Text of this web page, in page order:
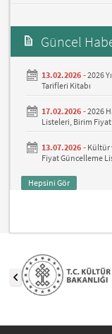
Güncel
13.02.2026 -2026
Tarifleri Kitabı
17.02.2026 -2026
Listeleri, Birim
13.07.2026 - Kültür
Fiyat Güncelleme
Hepsini Gör